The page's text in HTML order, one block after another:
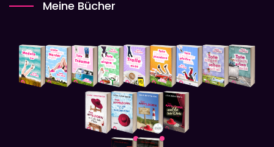
Meine Bücher